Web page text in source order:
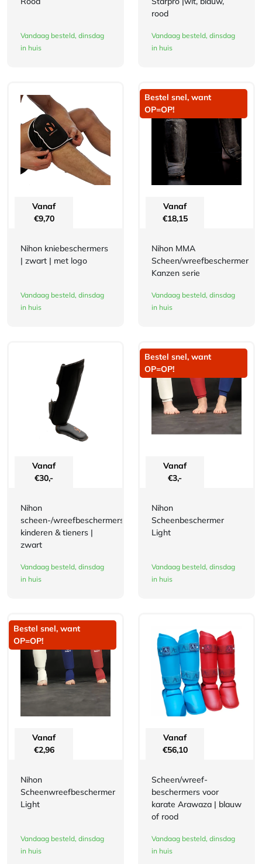
Vandaag besteld, dinsdag
in huis
rood
Vandaag besteld, dinsdag
in huis
Vanaf
€9,70
Nihon kniebeschermers
| zwart | met logo
Vandaag besteld, dinsdag
in huis
Bestel snel, want
OP=OP!
Vanaf
€18,15
Nihon MMA
Scheen/wreefbeschermer
Kanzen serie
Vandaag besteld, dinsdag
in huis
Vanaf
€30,-
Nihon
scheen-/wreefbeschermers
kinderen & tieners |
zwart
Vandaag besteld, dinsdag
in huis
Bestel snel, want
OP=OP!
Vanaf
€3,-
Nihon
Scheenbeschermer
Light
Vandaag besteld, dinsdag
in huis
Bestel snel, want
OP=OP!
Vanaf
€2,96
Nihon
Scheenwreefbeschermer
Light
Vandaag besteld, dinsdag
in huis
Vanaf
€56,10
Scheen/wreef-
beschermers voor
karate Arawaza | blauw
of rood
Vandaag besteld, dinsdag
in huis